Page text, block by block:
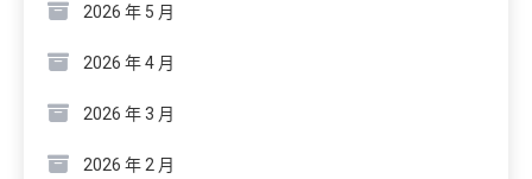
2026 年 5 月
2026 年 4 月
2026 年 3 月
2026 年 2 月